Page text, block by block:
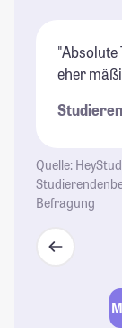
"Absolute
eher
Quelle:
Befragung